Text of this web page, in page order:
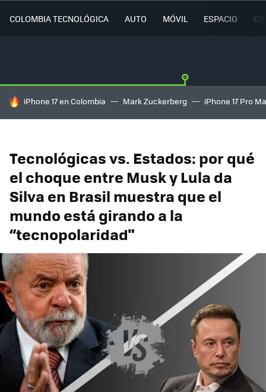
COLOMBIA TECNOLÓGICA AUTO MÓVIL ESPACIO
HOY SE HABLA DE
iPhone 17 en Colombia Mark Zuckerberg iPhone 17 Pro
Tecnológicas vs. Estados: por qué
el choque entre Musk y Lula da
Silva en Brasil muestra que el
mundo está girando a la
“tecnopolaridad"